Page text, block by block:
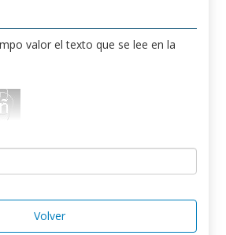
valor el texto que se lee en la
Volver